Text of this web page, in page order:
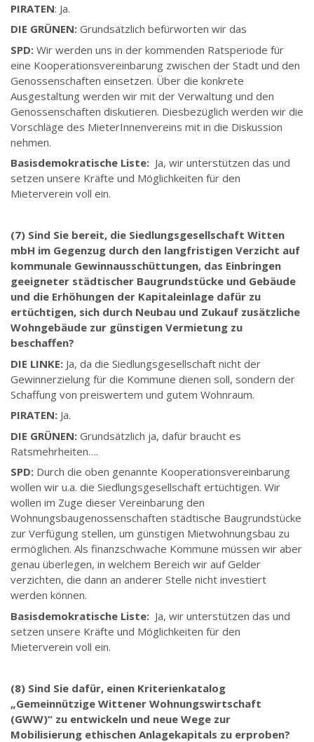
PIRATEN: Ja.
DIE GRÜNEN: Grundsätzlich befürworten wir das
SPD: Wir werden uns in der kommenden Ratsperiode für
eine Kooperationsvereinbarung zwischen der Stadt und den
Genossenschaften einsetzen. Über die konkrete
Ausgestaltung werden wir mit der Verwaltung und den
Genossenschaften diskutieren. Diesbezüglich werden wir die
Vorschläge des MieterInnenvereins mit in die Diskussion
nehmen.
Basisdemokratische Liste: Ja, wir unterstützen das und
setzen unsere Kräfte und Möglichkeiten für den
Mieterverein voll ein.
(7) Sind Sie bereit, die Siedlungsgesellschaft Witten
mbH im Gegenzug durch den langfristigen Verzicht auf
kommunale Gewinnausschüttungen, das Einbringen
geeigneter städtischer Baugrundstücke und Gebäude
und die Erhöhungen der Kapitaleinlage dafür zu
ertüchtigen, sich durch Neubau und Zukauf zusätzliche
Wohngebäude zur günstigen Vermietung zu
beschaffen?
DIE LINKE: Ja, da die Siedlungsgesellschaft nicht der
Gewinnerzielung für die Kommune dienen soll, sondern der
Schaffung von preiswertem und gutem Wohnraum.
PIRATEN: Ja.
DIE GRÜNEN: Grundsätzlich ja, dafür braucht es
Ratsmehrheiten….
SPD: Durch die oben genannte Kooperationsvereinbarung
wollen wir u.a. die Siedlungsgesellschaft ertüchtigen. Wir
wollen im Zuge dieser Vereinbarung den
Wohnungsbaugenossenschaften städtische Baugrundstücke
zur Verfügung stellen, um günstigen Mietwohnungsbau zu
ermöglichen. Als finanzschwache Kommune müssen wir aber
genau überlegen, in welchem Bereich wir auf Gelder
verzichten, die dann an anderer Stelle nicht investiert
werden können.
Basisdemokratische Liste: Ja, wir unterstützen das und
setzen unsere Kräfte und Möglichkeiten für den
Mieterverein voll ein.
(8) Sind Sie dafür, einen Kriterienkatalog
„Gemeinnützige Wittener Wohnungswirtschaft
(GWW)“ zu entwickeln und neue Wege zur
Mobilisierung ethischen Anlagekapitals zu erproben?